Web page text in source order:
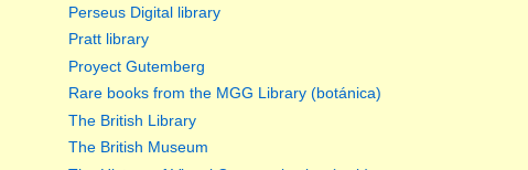
Perseus Digital library
Pratt library
Proyect Gutemberg
Rare books from the MGG Library (botánica)
The British Library
The British Museum